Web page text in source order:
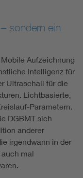
sondern ein
Aufzeichnung
Intelligenz für
Ultraschall für die
Lichtbasierte,
Parametern.
DGBMT sich
anderer
irgendwann in der
mal